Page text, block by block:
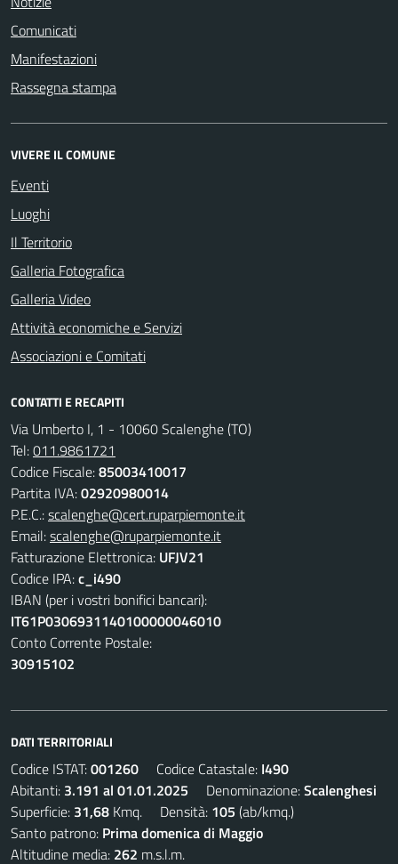
Comunicati
Manifestazioni
Rassegna stampa
VIVERE IL COMUNE
Eventi
Luoghi
Il Territorio
Galleria Fotografica
Galleria Video
Attività economiche e Servizi
Associazioni e Comitati
CONTATTI E RECAPITI
Via Umberto I, 1 - 10060 Scalenghe (TO)
Tel:011.9861721
Codice Fiscale:85003410017
Partita IVA:02920980014
P.E.C.:scalenghe@cert.ruparpiemonte.it
Email:scalenghe@ruparpiemonte.it
Fatturazione Elettronica: UFJV21
Codice IPA:c_i490
IBAN (per i vostri bonifici bancari):
IT61P0306931140100000046010
Conto Corrente Postale:
30915102
DATI TERRITORIALI
Codice ISTAT:001260 Codice Catastale: I490
Abitanti: 3.191 al 01.01.2025 Denominazione:Scalenghesi
Superficie: 31,68 Kmq. Densità: 105 (ab/kmq.)
Santo patrono: Prima domenica di Maggio
Altitudine media: 262 m.s.l.m.